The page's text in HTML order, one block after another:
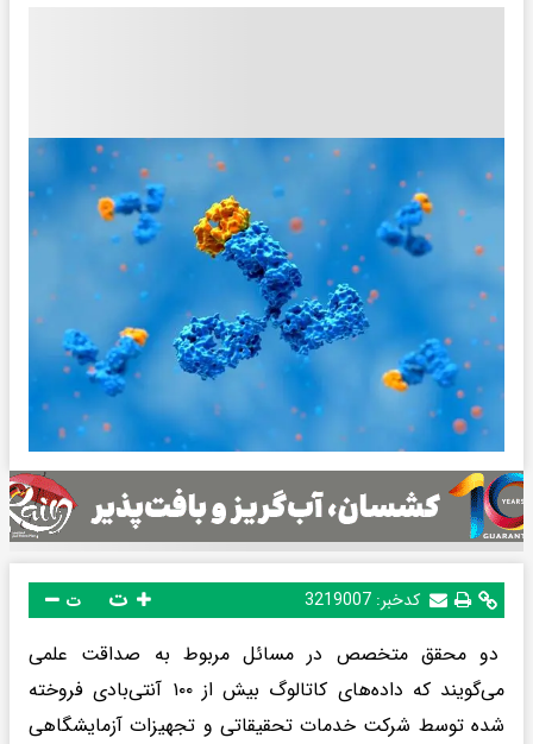
کدخبر: 3219007 ت
دو محقق متخصص در مسائل مربوط به صداقت علمی
می‌گویند که داده‌های کاتالوگ بیش از ۱۰۰ آنتی‌بادی فروخته
شده توسط شرکت خدمات تحقیقاتی و تجهیزات آزمایشگاهی